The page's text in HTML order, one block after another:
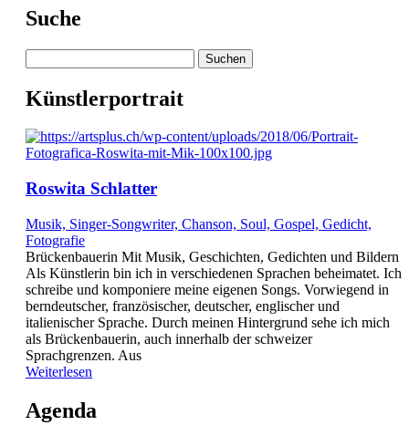
Suche
nach:
Künstlerportrait
Roswita Schlatter
Musik, Singer-Songwriter, Chanson, Soul, Gospel, Gedicht,
Fotografie
Brückenbauerin Mit Musik, Geschichten, Gedichten und Bildern
Als Künstlerin bin ich in verschiedenen Sprachen beheimatet. Ich
schreibe und komponiere meine eigenen Songs. Vorwiegend in
berndeutscher, französischer, deutscher, englischer und
italienischer Sprache. Durch meinen Hintergrund sehe ich mich
als Brückenbauerin, auch innerhalb der schweizer
Sprachgrenzen. Aus
Weiterlesen
Agenda